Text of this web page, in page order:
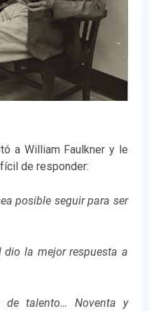
a William Faulkner y le
de responder:
posible seguir para ser
dio la mejor respuesta a
de talento… Noventa y